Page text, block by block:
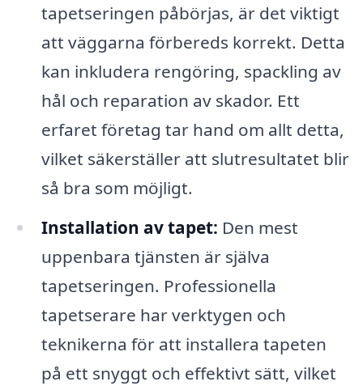
tapetseringen påbörjas, är det viktigt
att väggarna förbereds korrekt. Detta
kan inkludera rengöring, spackling av
hål och reparation av skador. Ett
erfaret företag tar hand om allt detta,
vilket säkerställer att slutresultatet blir
så bra som möjligt.
Installation av tapet: Den mest
uppenbara tjänsten är själva
tapetseringen. Professionella
tapetserare har verktygen och
teknikerna för att installera tapeten
på ett snyggt och effektivt sätt, vilket